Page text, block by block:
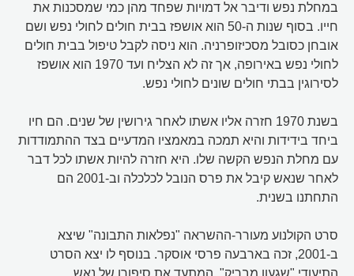
במחלת נפש ודיבר אל דמויות שפחד מהן כמי שמסכנות את
חייו. בסוף שנות ה-50 הוא אושפז בבית חולים לחולי נפש ושם
אובחן כסובל מסכיזופרניה. הוא ניסה לקבל טיפול בבית חולים
לחולי נפש באירופה, אך זה לא הצליח ועד 1970 הוא אושפז
לסירוגין בבתי חולים שונים לחולי נפש.
בשנת 1970 חזרה אליו אשתו לאחר גירושין של שנים. הם חיו
ביחד בידידות והיא תמכה במאמציו המדעיים בצד ההתמודדות
עם מחלת הנפש הקשה שלו. היא חזרה להיות אשתו לכל דבר
לאחר שנאש קיבל את פרס הנובל לכלכלה וב-2001 הם
התחתנו בשנית.
סרט הקולנוע מעורר-ההשראה "נפלאות התבונה" שיצא
ב-2001, זכה בארבעה פרסי אוסקר. בנוסף לו יצא הסרט
התיעודי "שגעון מבריק", המתעד את סיפורו של נאש.